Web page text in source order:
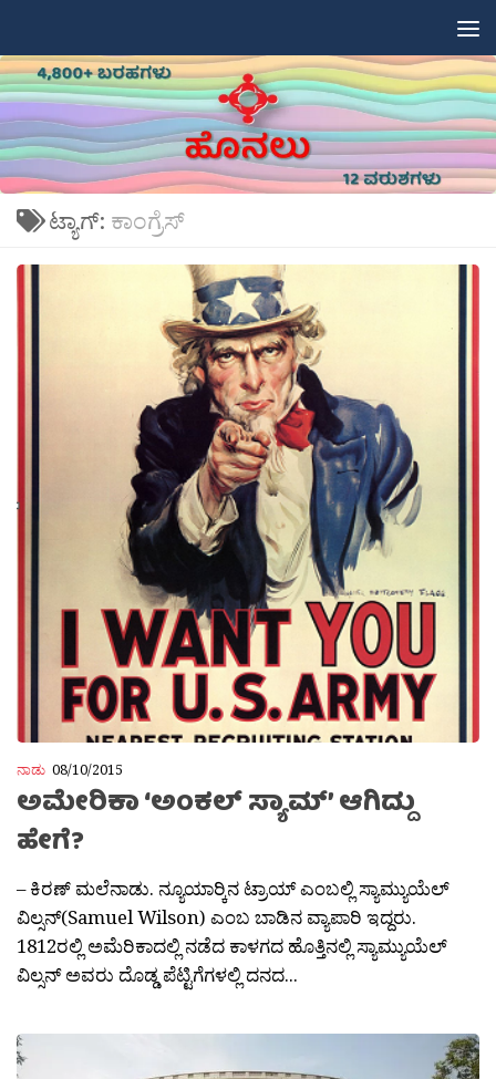
ಟ್ಯಾಗ್: ಕಾಂಗ್ರೆಸ್
ನಾಡು 08/10/2015
ಅಮೇರಿಕಾ ‘ಅಂಕಲ್ ಸ್ಯಾಮ್’ ಆಗಿದ್ದು
ಹೇಗೆ?
– ಕಿರಣ್ ಮಲೆನಾಡು. ನ್ಯೂಯಾರ‍್ಕಿನ ಟ್ರಾಯ್ ಎಂಬಲ್ಲಿ ಸ್ಯಾಮ್ಯುಯೆಲ್
ವಿಲ್ಸನ್(Samuel Wilson) ಎಂಬ ಬಾಡಿನ ವ್ಯಾಪಾರಿ ಇದ್ದರು.
1812ರಲ್ಲಿ ಅಮೆರಿಕಾದಲ್ಲಿ ನಡೆದ ಕಾಳಗದ ಹೊತ್ತಿನಲ್ಲಿ ಸ್ಯಾಮ್ಯುಯೆಲ್
ವಿಲ್ಸನ್ ಅವರು ದೊಡ್ಡ ಪೆಟ್ಟಿಗೆಗಳಲ್ಲಿ ದನದ...